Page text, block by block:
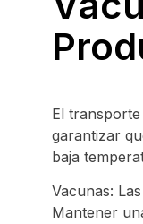
El
garantizar
baja
Vacunas:
Mantener